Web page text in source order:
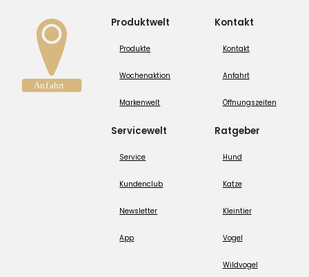
Produktwelt
Produkte
Wochenaktion
Markenwelt
Servicewelt
Service
Kundenclub
Newsletter
App
Kontakt
Kontakt
Anfahrt
Öffnungszeiten
Ratgeber
Hund
Katze
Kleintier
Vogel
Wildvogel